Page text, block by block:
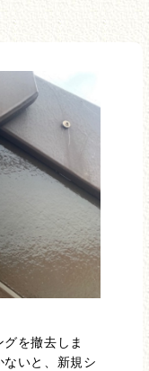
を撤去しま
いと、新規シ